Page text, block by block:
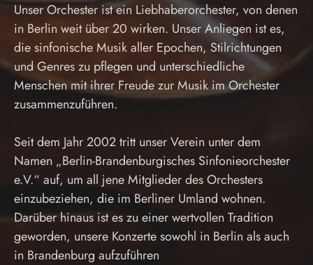
Unser Orchester ist ein Liebhaberorchester, von denen
in Berlin weit über 20 wirken. Unser Anliegen ist es,
die sinfonische Musik aller Epochen, Stilrichtungen
und Genres zu pflegen und unterschiedliche
Menschen mit ihrer Freude zur Musik im Orchester
zusammenzuführen.
Seit dem Jahr 2002 tritt unser Verein unter dem
Namen „Berlin-Brandenburgisches Sinfonieorchester
e.V.“ auf, um all jene Mitglieder des Orchesters
einzubeziehen, die im Berliner Umland wohnen.
Darüber hinaus ist es zu einer wertvollen Tradition
geworden, unsere Konzerte sowohl in Berlin als auch
in Brandenburg aufzuführen